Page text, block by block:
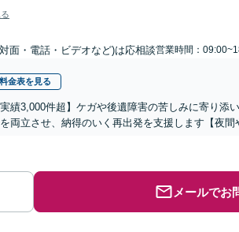
面・電話・ビデオなど)は応相談営業時間：
料金表を見る
績3,000件超】ケガや後遺障害の苦しみに寄り添
両立させ、納得のいく再出発を支援します【夜間
メールでお